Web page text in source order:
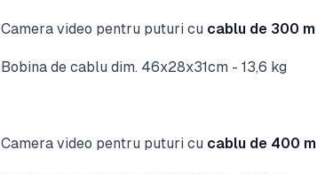
Camera video pentru puturi cu cablu de 300 m
Bobina de cablu dim. 46x28x31cm - 13,6 kg
Camera video pentru puturi cu cablu de 400 m